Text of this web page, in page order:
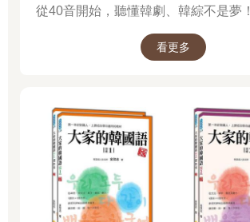
從40音開始，聽懂韓劇、韓綜不是夢！
看更多